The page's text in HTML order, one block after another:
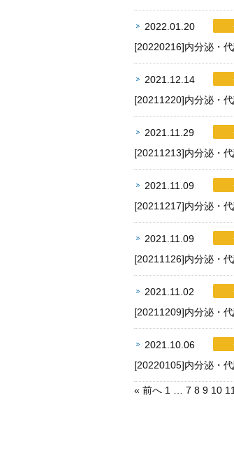
2022.01.20
[20220216]内分泌・
2021.12.14
[20211220]内分泌・
2021.11.29
[20211213]内分泌・
2021.11.09
[20211217]内分泌・
2021.11.09
[20211126]内分泌・
2021.11.02
[20211209]内分泌・
2021.10.06
[20220105]内分泌・
« 前へ 1 7 8 9 10 11